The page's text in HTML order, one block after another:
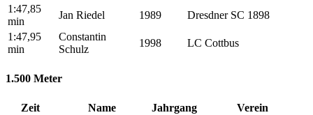
1:47,85
min
Jan Riedel 1989
Dresdner SC 1898
1:47,95
min
Constantin
Schulz
1998 LC Cottbus
1.500 Meter
Zeit Name Jahrgang
Verein